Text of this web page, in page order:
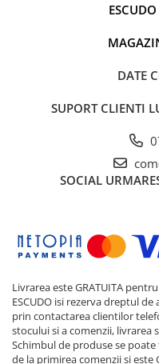
DATE
SUPORT CLIENTI
SOCIAL
Livrarea este GRATUITA
ESCUDO isi rezerva dreptul
prin contactarea clientilor
stocului si a comenzii, livrarea
Schimbul de produse se
de la primirea comenzii si este